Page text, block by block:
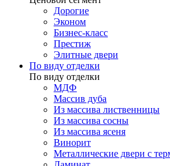
Дорогие
Эконом
Бизнес-класс
Престиж
Элитные двери
По виду отделки
По виду отделки
МДФ
Массив дуба
Из массива лиственницы
Из массива сосны
Из массива ясеня
Винорит
Металлические двери с